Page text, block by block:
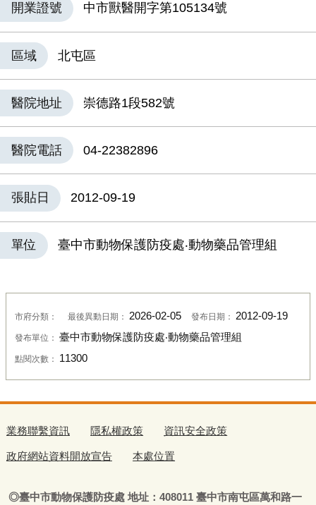
開業證號 中市獸醫開字第105134號
區域 北屯區
醫院地址 崇德路1段582號
醫院電話 04-22382896
張貼日 2012-09-19
單位 臺中市動物保護防疫處‧動物藥品管理組
市府分類： 最後異動日期： 2026-02-05 發布日期： 2012-09-19
發布單位： 臺中市動物保護防疫處‧動物藥品管理組
點閱次數： 11300
業務聯繫資訊 隱私權政策 資訊安全政策
政府網站資料開放宣告 本處位置
◎臺中市動物保護防疫處地址：408011 臺中市南屯區萬和路一